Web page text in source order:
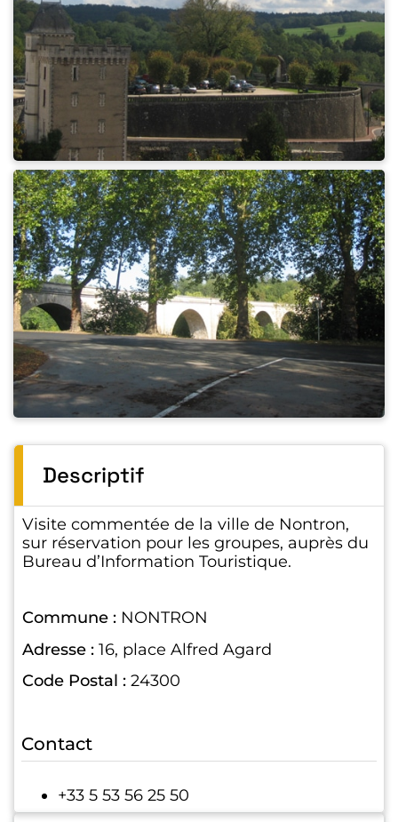
Descriptif
Visite commentée de la ville de Nontron,
sur réservation pour les groupes, auprès du
Bureau d’Information Touristique.
Commune : NONTRON
Adresse : 16, place Alfred Agard
Code Postal : 24300
Contact
+33 5 53 56 25 50